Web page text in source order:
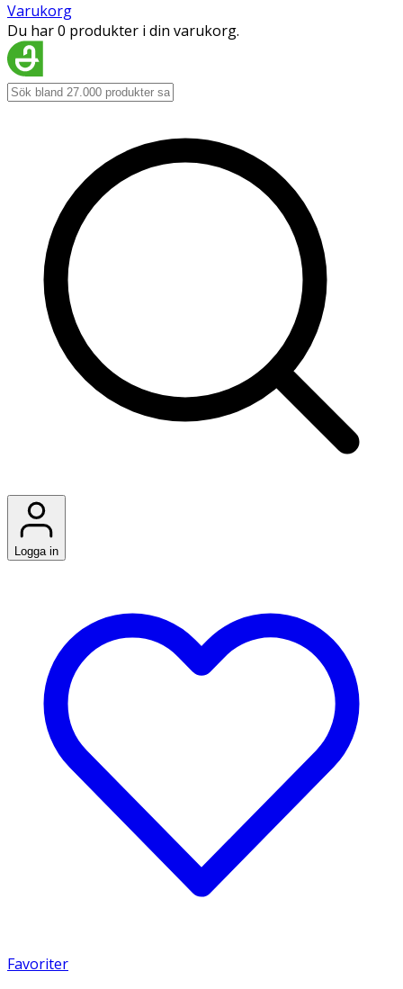
Varukorg
Du har 0 produkter i din varukorg.
Logga in
Favoriter